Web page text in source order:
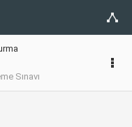
Sınavı